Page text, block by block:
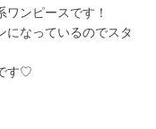
ンピースです！
になっているのでスタ
す♡